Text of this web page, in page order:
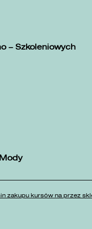
– Szkoleniowych
zakupu kursów na przez